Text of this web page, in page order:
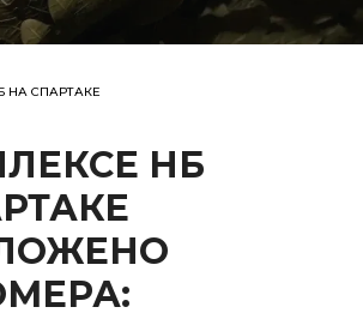
НА СПАРТАКЕ
НБ